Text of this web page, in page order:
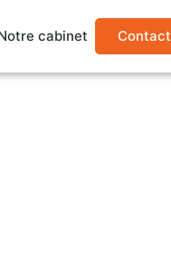
cabinet Contact